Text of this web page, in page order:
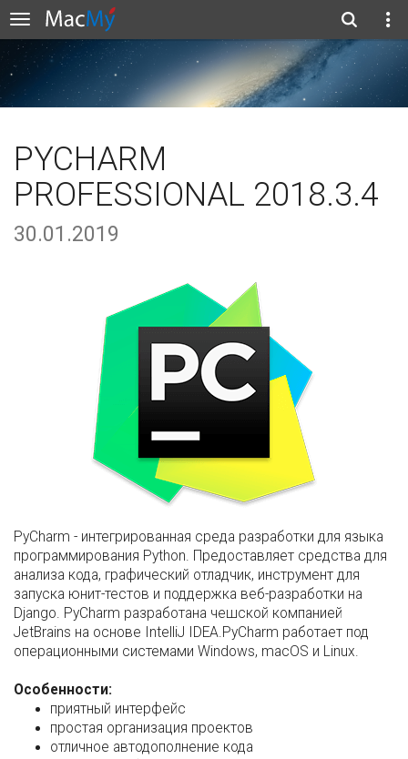
PYCHARM
PROFESSIONAL 2018.3.4
30.01.2019
PyCharm - интегрированная среда разработки для языка
программирования Python. Предоставляет средства для
анализа кода, графический отладчик, инструмент для
запуска юнит-тестов и поддержка веб-разработки на
Django. PyCharm разработана чешской компанией
JetBrains на основе IntelliJ IDEA.PyCharm работает под
операционными системами Windows, macOS и Linux.
Особенности:
приятный интерфейс
простая организация проектов
отличное автодополнение кода